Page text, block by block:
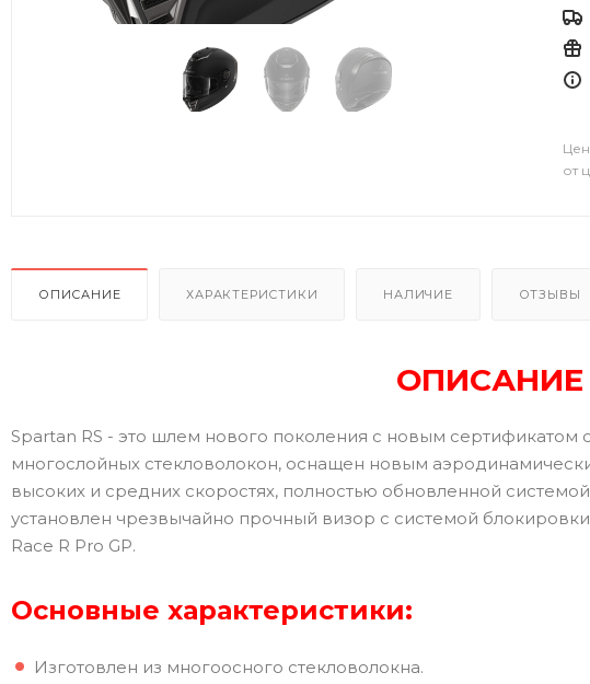
от
ОПИСАНИЕ ХАРАКТЕРИСТИКИ НАЛИЧИЕ ОТЗЫВЫ
Spartan RS - это шлем нового поколения с новым сертификатом
многослойных стекловолокон, оснащен новым
высоких и средних скоростях, полностью обновленной
установлен чрезвычайно прочный визор с системой
Race R Pro GP.
Основные характеристики:
Изготовлен из многоосного стекловолокна.